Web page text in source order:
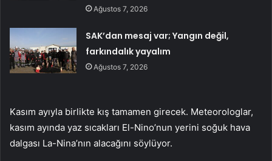
Ağustos 7, 2026
SAK’dan mesaj var; Yangın değil,
farkındalık yayalım
Ağustos 7, 2026
Kasım ayıyla birlikte kış tamamen girecek. Meteorologlar,
kasım ayında yaz sıcakları El-Nino’nun yerini soğuk hava
dalgası La-Nina’nın alacağını söylüyor.